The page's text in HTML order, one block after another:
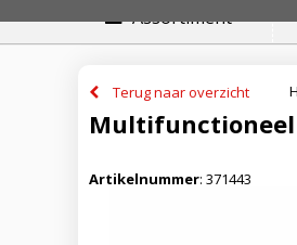
Assortiment
Terug naar overzicht
Multifunctioneel
Artikelnummer: 371443